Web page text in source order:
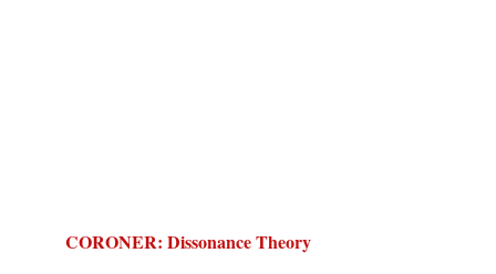
CORONER: Dissonance Theory